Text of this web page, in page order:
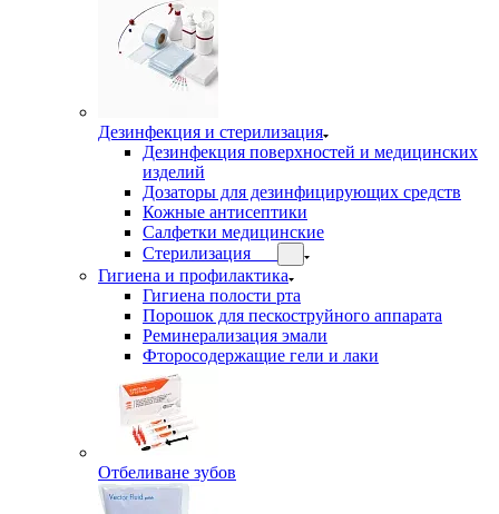
Дезинфекция и стерилизация
Дезинфекция поверхностей и медицинских
изделий
Дозаторы для дезинфицирующих средств
Кожные антисептики
Салфетки медицинские
Стерилизация
Гигиена и профилактика
Гигиена полости рта
Порошок для пескоструйного аппарата
Реминерализация эмали
Фторосодержащие гели и лаки
Отбеливане зубов